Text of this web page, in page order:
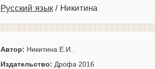
Русский язык Никитина
Автор: Никитина Е.И..
Издательство: Дрофа 2016